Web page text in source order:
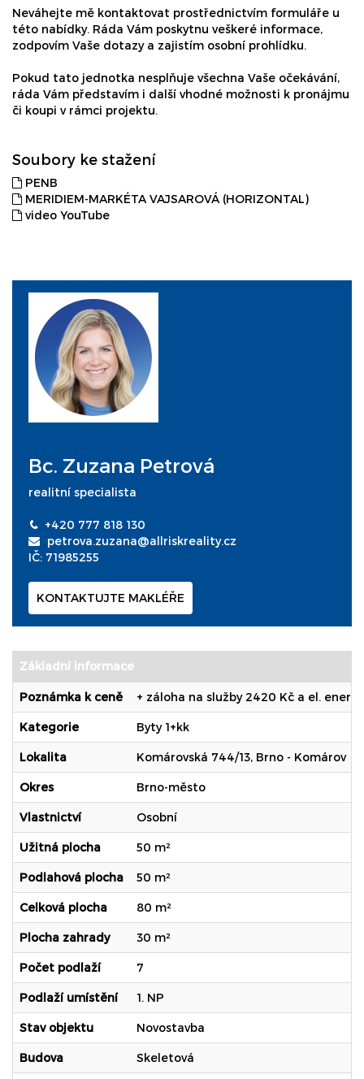
Neváhejte mě kontaktovat prostřednictvím formuláře u
této nabídky. Ráda Vám poskytnu veškeré informace,
zodpovím Vaše dotazy a zajistím osobní prohlídku.
Pokud tato jednotka nesplňuje všechna Vaše očekávání,
ráda Vám představím i další vhodné možnosti k pronájmu
či koupi v rámci projektu.
Soubory ke stažení
PENB
MERIDIEM-MARKÉTA VAJSAROVÁ (HORIZONTAL)
video YouTube
Bc. Zuzana Petrová
realitní specialista
+420 777 818 130
petrova.zuzana@allriskreality.cz
IČ: 71985255
KONTAKTUJTE MAKLÉŘE
Základní informace
Poznámka k ceně + záloha na služby 2420 Kč a el.
Kategorie Byty 1+kk
Lokalita Komárovská 744/13, Brno - Komárov
Okres Brno-město
Vlastnictví Osobní
Užitná plocha 50 m²
Podlahová plocha 50 m²
Celková plocha 80 m²
Plocha zahrady 30 m²
Počet podlaží 7
Podlaží umístění 1. NP
Stav objektu Novostavba
Budova Skeletová